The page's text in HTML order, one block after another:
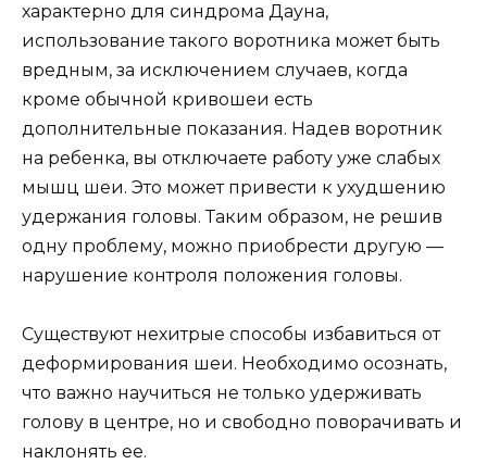
характерно для синдрома Дауна,
использование такого воротника может быть
вредным, за исключением случаев, когда
кроме обычной кривошеи есть
дополнительные показания. Надев воротник
на ребенка, вы отключаете работу уже слабых
мышц шеи. Это может привести к ухудшению
удержания головы. Таким образом, не решив
одну проблему, можно приобрести другую —
нарушение контроля положения головы.
Существуют нехитрые способы избавиться от
деформирования шеи. Необходимо осознать,
что важно научиться не только удерживать
голову в центре, но и свободно поворачивать и
наклонять ее.